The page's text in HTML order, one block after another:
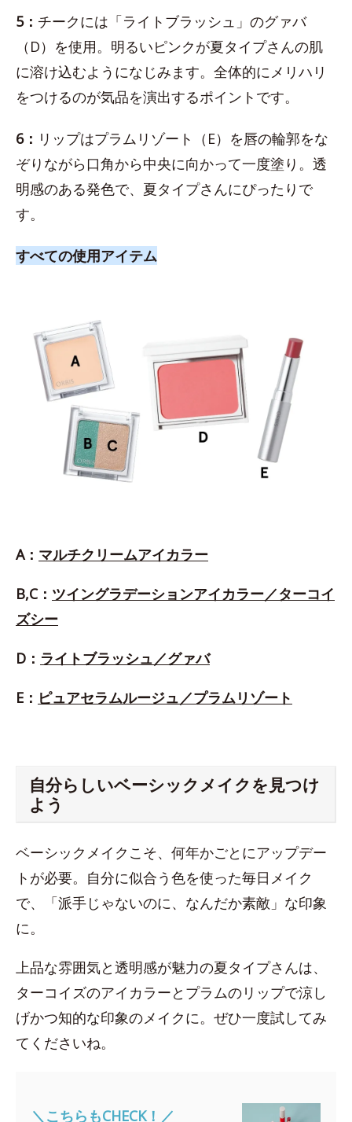
5： チークには「ライトブラッシュ」のグァバ
（D）を使用。明るいピンクが夏タイプさんの肌
に溶け込むようになじみます。全体的にメリハリ
をつけるのが気品を演出するポイントです。
6： リップはプラムリゾート（E）を唇の輪郭をな
ぞりながら口角から中央に向かって一度塗り。透
明感のある発色で、夏タイプさんにぴったりで
す。
すべての使用アイテム
A： マルチクリームアイカラー
B,C： ツイングラデーションアイカラー／ターコイ
ズシー
D： ライトブラッシュ／グァバ
E： ピュアセラムルージュ／プラムリゾート
自分らしいベーシックメイクを見つけ
よう
ベーシックメイクこそ、何年かごとにアップデー
トが必要。自分に似合う色を使った毎日メイク
で、「派手じゃないのに、なんだか素敵」な印象
に。
上品な雰囲気と透明感が魅力の夏タイプさんは、
ターコイズのアイカラーとプラムのリップで涼し
げかつ知的な印象のメイクに。ぜひ一度試してみ
てくださいね。
＼こちらもCHECK！／